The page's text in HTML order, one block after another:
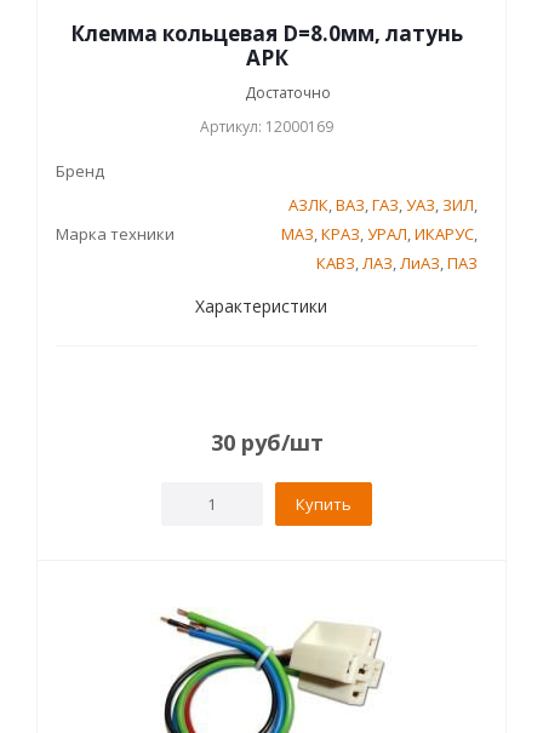
Клемма кольцевая D=8.0мм, латунь
АРК
Достаточно
Артикул: 12000169
Бренд
Марка техники
АЗЛК,ВАЗ,ГАЗ,УАЗ, ЗИЛ,
МАЗ,КРАЗ,УРАЛ,ИКАРУС,
КАВЗ,ЛАЗ,ЛиАЗ,ПАЗ
Характеристики
30 руб/шт
Купить